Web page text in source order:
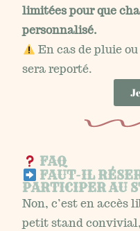
limitées pour que
personnalisé.
En cas de pluie
sera reporté.
FAQ
FAUT-IL
PARTICIPER AU
Non, c’est en accès
petit stand